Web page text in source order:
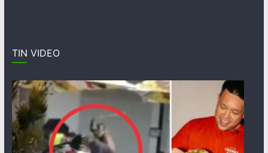
TIN VIDEO